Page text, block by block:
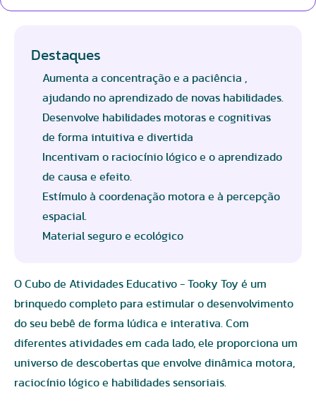
Destaques
Aumenta a concentração e a paciência ,
ajudando no aprendizado de novas habilidades.
Desenvolve habilidades motoras e cognitivas
de forma intuitiva e divertida
Incentivam o raciocínio lógico e o aprendizado
de causa e efeito.
Estímulo à coordenação motora e à percepção
espacial.
Material seguro e ecológico
O Cubo de Atividades Educativo - Tooky Toy é um
brinquedo completo para estimular o desenvolvimento
do seu bebê de forma lúdica e interativa. Com
diferentes atividades em cada lado, ele proporciona um
universo de descobertas que envolve dinâmica motora,
raciocínio lógico e habilidades sensoriais.